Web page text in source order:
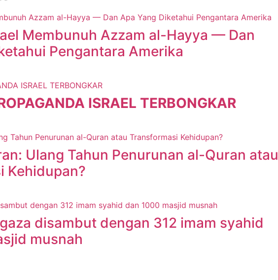
Membunuh Azzam al-Hayya — Dan
Pengantara Amerika
ISRAEL TERBONGKAR
Ulang Tahun Penurunan al-Quran atau
Kehidupan?
disambut dengan 312 imam syahid
musnah